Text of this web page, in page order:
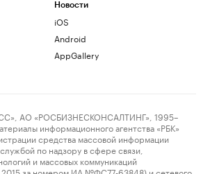
Новости
iOS
Android
AppGallery
АО «РОСБИЗНЕСКОНСАЛТИНГ», 1995–
информационного агентства «РБК»
средства массовой информации
по надзору в сфере связи,
и массовых коммуникаций